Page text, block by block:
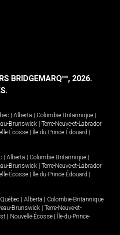
BRIDGEMARQMD, 2026.
Alberta Colombie-Britannique
Brunswick
Terre-Neuve-et-Labrador
Écosse Île-du-Prince-Édouard
Alberta Colombie-Britannique
Brunswick
Terre-Neuve-et-Labrador
Écosse Île-du-Prince-Édouard
Québec Alberta
Colombie-Britannique
Brunswick
Terre-Neuve-et-
Nouvelle-Écosse
Île-du-Prince-